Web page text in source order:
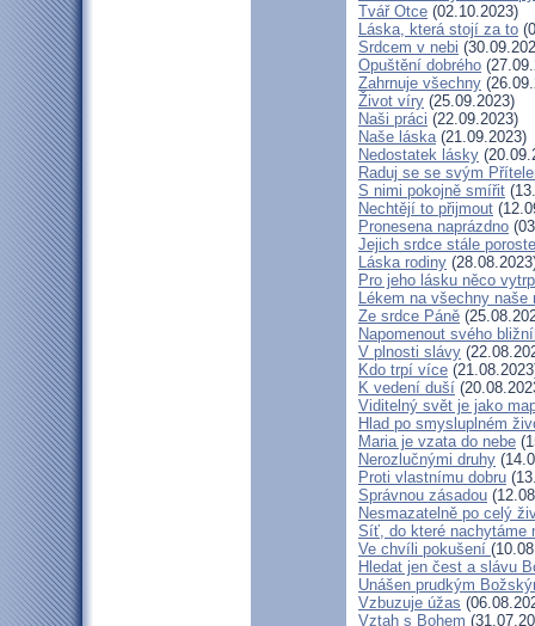
Tvář Otce (02.10.2023)
Láska, která stojí za to
Srdcem v nebi
Opuštění dobrého
Zahrnuje všechny
Život víry (25.09.2023)
Naši práci (22.09.2023)
Naše láska(21.09.2023)
Nedostatek lásky
Raduj se se svým
S nimi pokojně smířit
Nechtějí to přijmout
Pronesena naprázdno
Jejich srdce stále poroste
Láska rodiny
Pro jeho lásku něco
Lékem na všechny naše
Ze srdce Páně
Napomenout svého
V plnosti slávy
Kdo trpí více
K vedení duší
Viditelný svět je jako
Hlad po smysluplném
Maria je vzata do nebe
Nerozlučnými druhy
Proti vlastnímu dobru
Správnou zásadou
Nesmazatelně po celý
Síť, do které nachytáme
Ve chvíli pokušení
Hledat jen čest a slávu
Unášen prudkým
Vzbuzuje úžas
Vztah s Bohem